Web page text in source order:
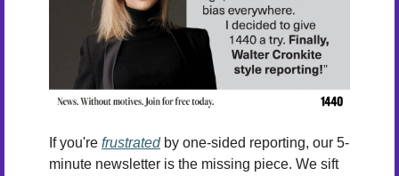
If you're frustrated by one-sided reporting, our 5-
minute newsletter is the missing piece. We sift